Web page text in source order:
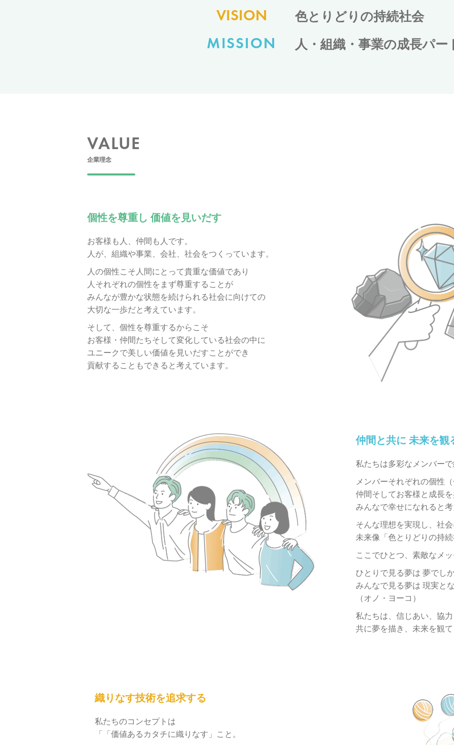
VISION 色とりどりの持続社会
MISSION 人・組織・事業の成長パー
VALUE
企業理念
個性を尊重し 価値を見いだす
お客様も人、仲間も人です。
人が、組織や事業、会社、社会をつくっています。
人の個性こそ人間にとって貴重な価値であり
人それぞれの個性を まず尊重することが
みんなが豊かな状態を続けられる社会に向けての
大切な一歩だと考えています。
そして、個性を尊重するからこそ
お客様・仲間たちそして変化している社会の中に
ユニークで美しい価値を見いだすことができ
貢献することもできると考えています。
仲間と共に 未来を観
私たちは多彩なメンバーで
メンバーそれぞれの個性
仲間そしてお客様と 成長
みんなで幸せになれると
そんな理想を実現し、 社
未来像 「色とりどりの持
ここでひとつ、 素敵なメ
ひとりで見る夢は 夢でし
みんなで見る夢は 現実と
（オノ・ヨーコ）
私たちは、信じあい、協
共に夢を描き、未来を観
織りなす技術を追求する
私たちのコンセプトは
「「価値あるカタチに織りなす」こと。